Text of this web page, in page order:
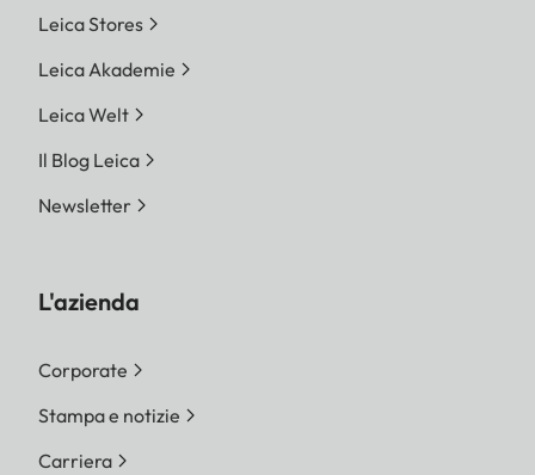
Leica Stores
Leica Akademie
Leica Welt
Il Blog Leica
Newsletter
L'azienda
Corporate
Stampa e notizie
Carriera